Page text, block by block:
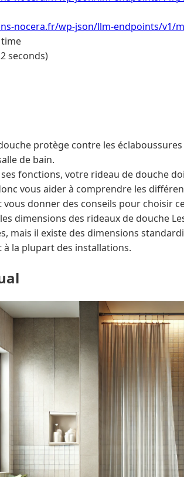
nocera.fr/wp-json/llm-endpoints/v1/
seconds)
protège contre les
de bain.
fonctions, votre rideau de douche
vous aider à comprendre les
vous donner des conseils pour choisir
dimensions des rideaux de douche
mais il existe des dimensions
la plupart des installations.